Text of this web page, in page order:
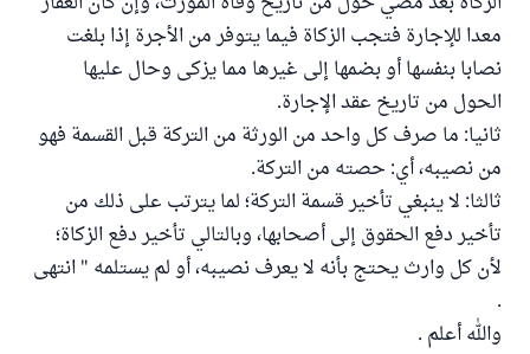
معدا للإجارة فتجب الزكاة فيما يتوفر من الأجرة إذا بلغت
نصابا بنفسها أو بضمها إلى غيرها مما يزكى وحال عليها
الحول من تاريخ عقد الإجارة.
ثانيا: ما صرف كل واحد من الورثة من التركة قبل القسمة فهو
من نصيبه، أي: حصته من التركة.
ثالثا: لا ينبغي تأخير قسمة التركة؛ لما يترتب على ذلك من
تأخير دفع الحقوق إلى أصحابها، وبالتالي تأخير دفع الزكاة؛
لأن كل وارث يحتج بأنه لا يعرف نصيبه، أو لم يستلمه " انتهى
.
والله أعلم .